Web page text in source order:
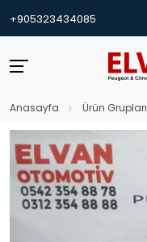
+905323434085
Anasayfa Ürün Grupları